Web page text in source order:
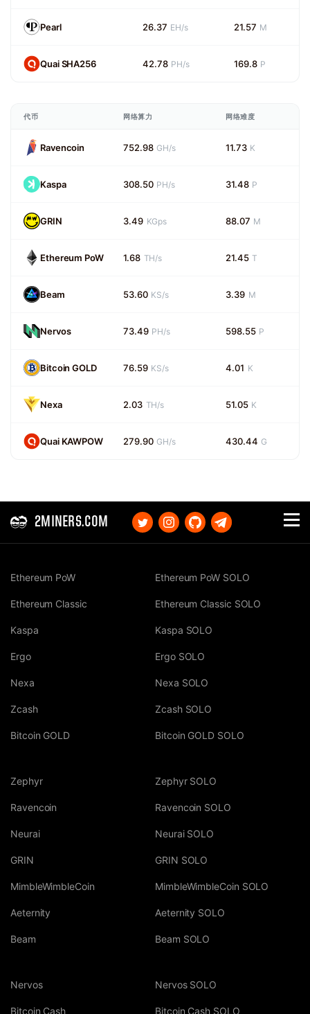
Pearl 26.37 EH/s 21.57 M
Quai SHA256 42.78 PH/s 169.8 P
代币 网络算力 网络难度
Ravencoin 752.98 GH/s 11.73 K
Kaspa 308.50 PH/s 31.48 P
GRIN 3.49 KGps 88.07 M
Ethereum PoW 1.68 TH/s 21.45 T
Beam 53.60 KS/s 3.39 M
Nervos 73.49 PH/s 598.55 P
Bitcoin GOLD 76.59 KS/s 4.01 K
Nexa 2.03 TH/s 51.05 K
Quai KAWPOW 279.90 GH/s 430.44 G
2MINERS.COM
Ethereum PoW
Ethereum Classic
Kaspa
Ergo
Nexa
Zcash
Bitcoin GOLD
Ethereum PoW SOLO
Ethereum Classic SOLO
Kaspa SOLO
Ergo SOLO
Nexa SOLO
Zcash SOLO
Bitcoin GOLD SOLO
Zephyr
Ravencoin
Neurai
GRIN
MimbleWimbleCoin
Aeternity
Beam
Zephyr SOLO
Ravencoin SOLO
Neurai SOLO
GRIN SOLO
MimbleWimbleCoin SOLO
Aeternity SOLO
Beam SOLO
Nervos
Bitcoin Cash
Nervos SOLO
Bitcoin Cash SOLO